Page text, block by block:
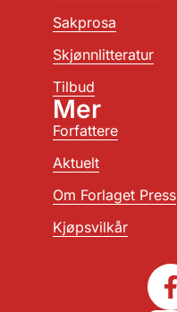
Sakprosa
Skjønnlitteratur
Tilbud
Mer
Forfattere
Aktuelt
Om Forlaget Press
Kjøpsvilkår